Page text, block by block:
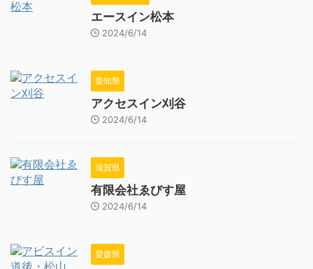
エースイン松本
2024/6/14
愛知県
アクセスイン刈谷
2024/6/14
滋賀県
有限会社ゑびす屋
2024/6/14
愛媛県